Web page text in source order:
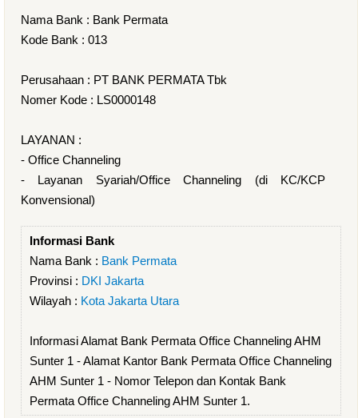
Nama Bank : Bank Permata
Kode Bank : 013
Perusahaan : PT BANK PERMATA Tbk
Nomer Kode : LS0000148
LAYANAN :
- Office Channeling
- Layanan Syariah/Office Channeling (di KC/KCP
Konvensional)
Informasi Bank
Nama Bank : Bank Permata
Provinsi : DKI Jakarta
Wilayah : Kota Jakarta Utara
Informasi Alamat Bank Permata Office Channeling AHM
Sunter 1 - Alamat Kantor Bank Permata Office Channeling
AHM Sunter 1 - Nomor Telepon dan Kontak Bank
Permata Office Channeling AHM Sunter 1.